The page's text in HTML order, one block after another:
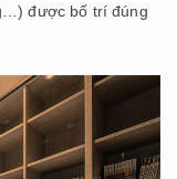
được bố trí đúng